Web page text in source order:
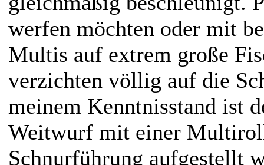
werfen möchten oder mit
Multis auf extrem große
verzichten völlig auf die
meinem Kenntnisstand ist
Weitwurf mit einer
Schnurführung aufgestellt